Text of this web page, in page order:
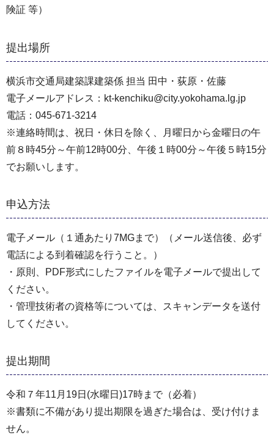
険証 等）
提出場所
横浜市交通局建築課建築係 担当 田中・荻原・佐藤
電子メールアドレス：kt-kenchiku@city.yokohama.lg.jp
電話：045-671-3214
※連絡時間は、祝日・休日を除く、月曜日から金曜日の午
前８時45分～午前12時00分、午後１時00分～午後５時15分
でお願いします。
申込方法
電子メール（１通あたり7MGまで）（メール送信後、必ず
電話による到着確認を行うこと。）
・原則、PDF形式にしたファイルを電子メールで提出して
ください。
・管理技術者の資格等については、スキャンデータを送付
してください。
提出期間
令和７年11月19日(水曜日)17時まで（必着）
※書類に不備があり提出期限を過ぎた場合は、受け付けま
せん。